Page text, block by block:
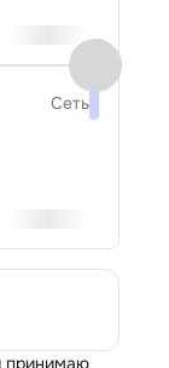
Сеть
принимаю